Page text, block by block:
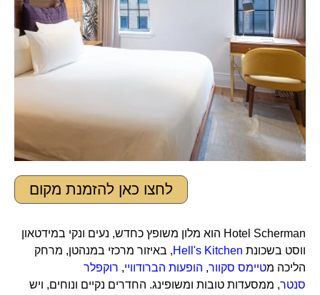
לחצו כאן להזמנת מקום
Hotel Scherman הוא מלון משופץ כחדש, נעים ונקי במידטאון
ווסט בשכונת Hell's Kitchen, באיזור מרכזי במנהטן, מרחק
הליכה מטיימס סקוור, הופעות הברודוויי, רוקפלר
סנטר, ממסעדות טובות ומשופינג. החדרים נקיים ונוחים, ויש